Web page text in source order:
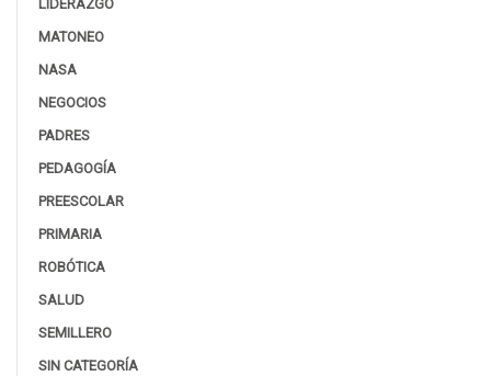
LIDERAZGO
MATONEO
NASA
NEGOCIOS
PADRES
PEDAGOGÍA
PREESCOLAR
PRIMARIA
ROBÓTICA
SALUD
SEMILLERO
SIN CATEGORÍA